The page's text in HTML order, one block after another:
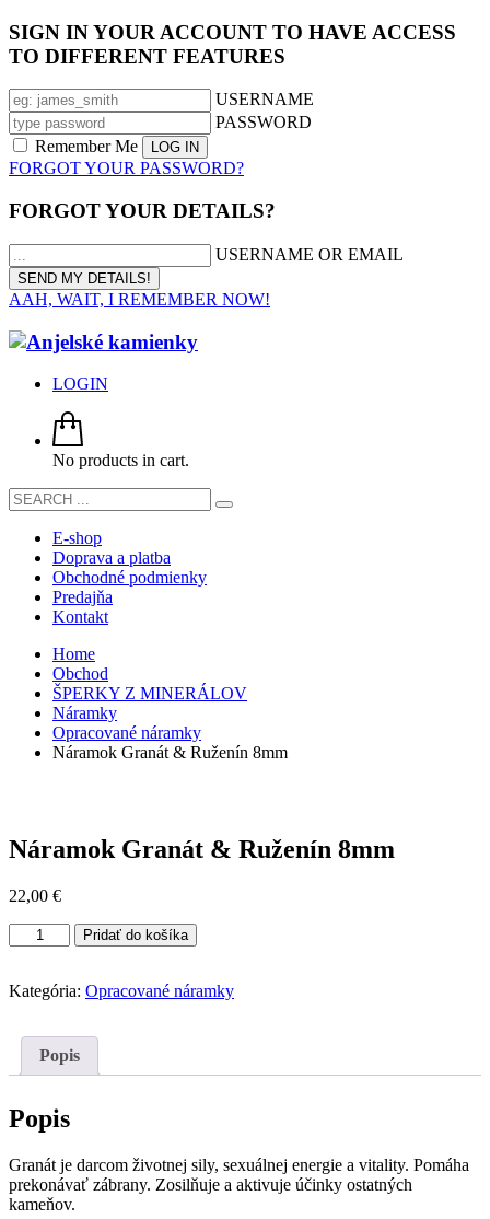
SIGN IN YOUR ACCOUNT TO HAVE ACCESS
TO DIFFERENT FEATURES
USERNAME
PASSWORD
Remember Me
FORGOT YOUR PASSWORD?
FORGOT YOUR DETAILS?
USERNAME OR EMAIL
AAH, WAIT, I REMEMBER NOW!
LOGIN
No products in cart.
E-shop
Doprava a platba
Obchodné podmienky
Predajňa
Kontakt
Home
Obchod
ŠPERKY Z MINERÁLOV
Náramky
Opracované náramky
Náramok Granát & Ruženín 8mm
Náramok Granát & Ruženín 8mm
22,00 €
množstvo
Náramok
&
Pridať do košíka
Kategória: Opracované náramky
Popis
Popis
Granát je darcom životnej sily, sexuálnej energie a vitality. Pomáha
prekonávať zábrany. Zosilňuje a aktivuje účinky ostatných
kameňov.